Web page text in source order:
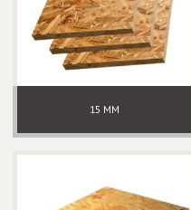
15 ММ